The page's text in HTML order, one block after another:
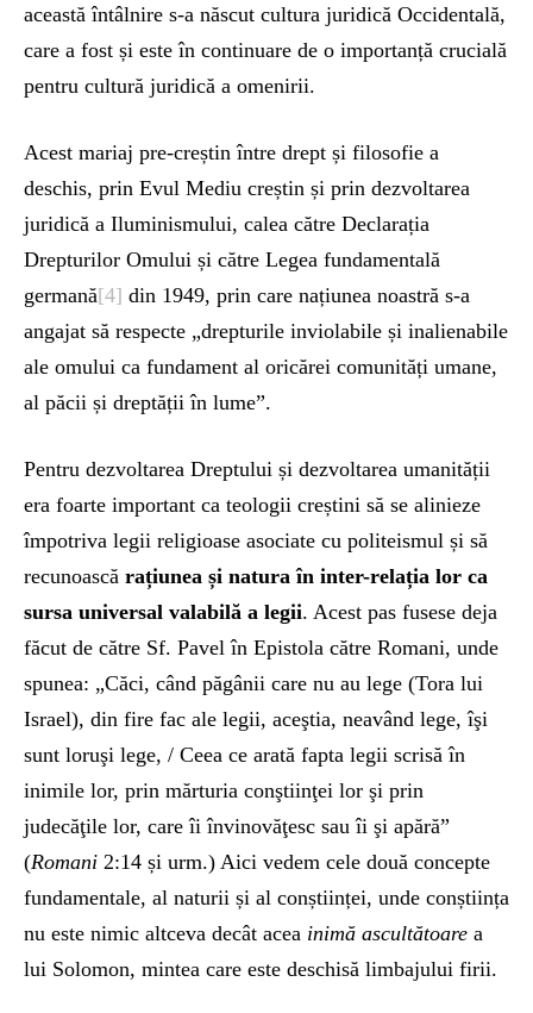
această întâlnire s-a născut cultura juridică Occidentală,
care a fost și este în continuare de o importanță crucială
pentru cultură juridică a omenirii.
Acest mariaj pre-creștin între drept și filosofie a
deschis, prin Evul Mediu creștin și prin dezvoltarea
juridică a Iluminismului, calea către Declarația
Drepturilor Omului și către Legea fundamentală
germană[4] din 1949, prin care națiunea noastră s-a
angajat să respecte „drepturile inviolabile și inalienabile
ale omului ca fundament al oricărei comunități umane,
al păcii și dreptății în lume”.
Pentru dezvoltarea Dreptului și dezvoltarea umanității
era foarte important ca teologii creștini să se alinieze
împotriva legii religioase asociate cu politeismul și să
recunoască rațiunea și natura în inter-relația lor ca
sursa universal valabilă a legii. Acest pas fusese deja
făcut de către Sf. Pavel în Epistola către Romani, unde
spunea: „Căci, când păgânii care nu au lege (Tora lui
Israel), din fire fac ale legii, aceştia, neavând lege, îşi
sunt loruşi lege, / Ceea ce arată fapta legii scrisă în
inimile lor, prin mărturia conştiinţei lor şi prin
judecăţile lor, care îi învinovăţesc sau îi şi apără”
(Romani 2:14 și urm.) Aici vedem cele două concepte
fundamentale, al naturii și al conștiinței, unde conștiința
nu este nimic altceva decât acea inimă ascultătoare a
lui Solomon, mintea care este deschisă limbajului firii.